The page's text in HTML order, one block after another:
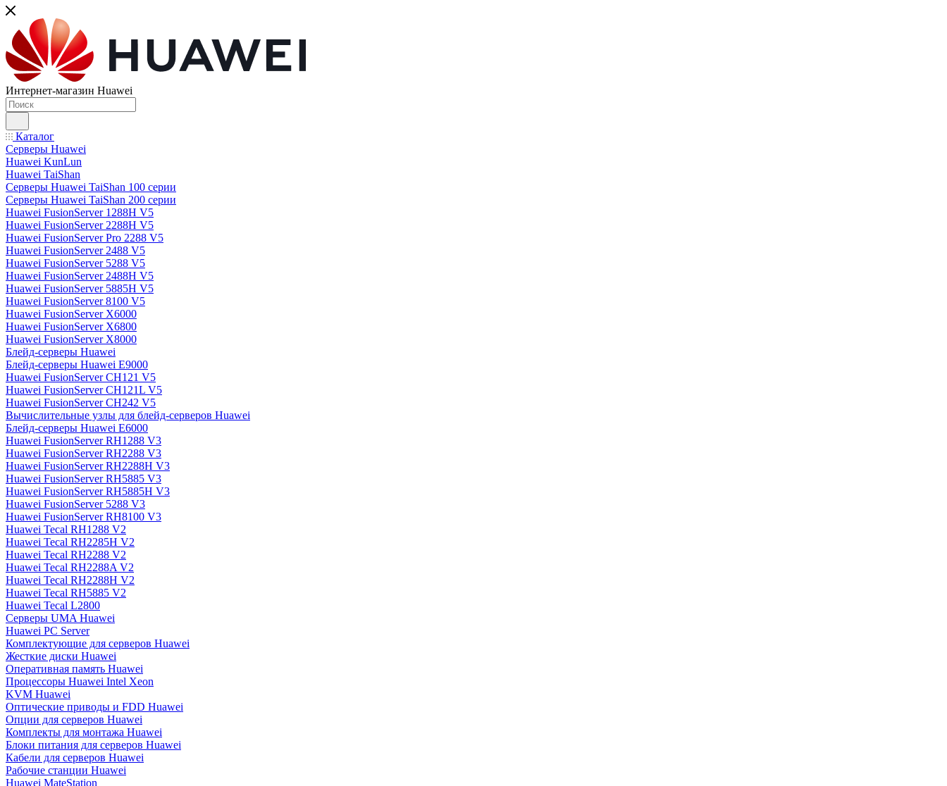
Интернет-магазин Huawei
Каталог
Серверы Huawei
Huawei KunLun
Huawei TaiShan
Серверы Huawei TaiShan 100 серии
Серверы Huawei TaiShan 200 серии
Huawei FusionServer 1288H V5
Huawei FusionServer 2288H V5
Huawei FusionServer Pro 2288 V5
Huawei FusionServer 2488 V5
Huawei FusionServer 5288 V5
Huawei FusionServer 2488H V5
Huawei FusionServer 5885H V5
Huawei FusionServer 8100 V5
Huawei FusionServer X6000
Huawei FusionServer X6800
Huawei FusionServer X8000
Блейд-серверы Huawei
Блейд-серверы Huawei E9000
Huawei FusionServer CH121 V5
Huawei FusionServer CH121L V5
Huawei FusionServer CH242 V5
Вычислительные узлы для блейд-серверов Huawei
Блейд-серверы Huawei E6000
Huawei FusionServer RH1288 V3
Huawei FusionServer RH2288 V3
Huawei FusionServer RH2288H V3
Huawei FusionServer RH5885 V3
Huawei FusionServer RH5885H V3
Huawei FusionServer 5288 V3
Huawei FusionServer RH8100 V3
Huawei Tecal RH1288 V2
Huawei Tecal RH2285H V2
Huawei Tecal RH2288 V2
Huawei Tecal RH2288A V2
Huawei Tecal RH2288H V2
Huawei Tecal RH5885 V2
Huawei Tecal L2800
Серверы UMA Huawei
Huawei PC Server
Комплектующие для серверов Huawei
Жесткие диски Huawei
Оперативная память Huawei
Процессоры Huawei Intel Xeon
KVM Huawei
Оптические приводы и FDD Huawei
Опции для серверов Huawei
Комплекты для монтажа Huawei
Блоки питания для серверов Huawei
Кабели для серверов Huawei
Рабочие станции Huawei
Huawei MateStation